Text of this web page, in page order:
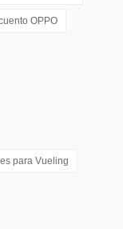
OPPO
para Vueling